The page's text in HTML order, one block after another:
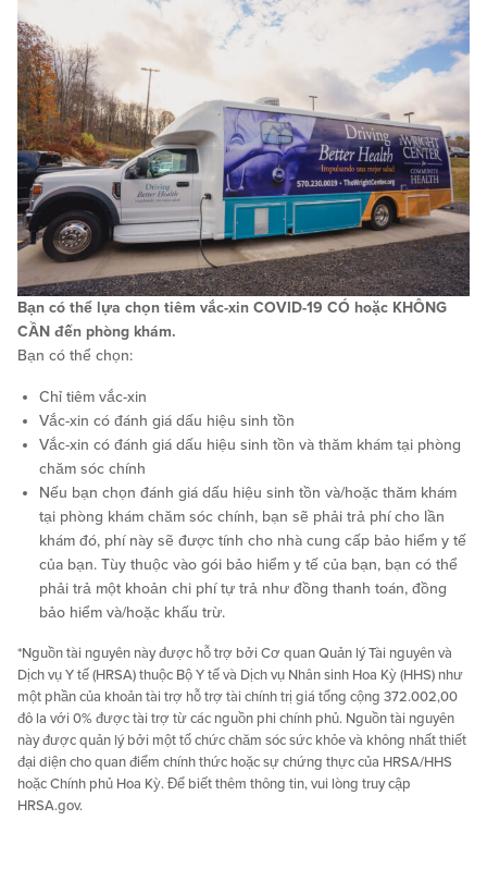
Bạn có thể lựa chọn tiêm vắc-xin COVID-19 CÓ hoặc KHÔNG
CẦN đến phòng khám.
Bạn có thể chọn:
Chỉ tiêm vắc-xin
Vắc-xin có đánh giá dấu hiệu sinh tồn
Vắc-xin có đánh giá dấu hiệu sinh tồn và thăm khám tại phòng
chăm sóc chính
Nếu bạn chọn đánh giá dấu hiệu sinh tồn và/hoặc thăm khám
tại phòng khám chăm sóc chính, bạn sẽ phải trả phí cho lần
khám đó, phí này sẽ được tính cho nhà cung cấp bảo hiểm y tế
của bạn. Tùy thuộc vào gói bảo hiểm y tế của bạn, bạn có thể
phải trả một khoản chi phí tự trả như đồng thanh toán, đồng
bảo hiểm và/hoặc khấu trừ.
*Nguồn tài nguyên này được hỗ trợ bởi Cơ quan Quản lý Tài nguyên và
Dịch vụ Y tế (HRSA) thuộc Bộ Y tế và Dịch vụ Nhân sinh Hoa Kỳ (HHS) như
một phần của khoản tài trợ hỗ trợ tài chính trị giá tổng cộng 372.002,00
đô la với 0% được tài trợ từ các nguồn phi chính phủ. Nguồn tài nguyên
này được quản lý bởi một tổ chức chăm sóc sức khỏe và không nhất thiết
đại diện cho quan điểm chính thức hoặc sự chứng thực của HRSA/HHS
hoặc Chính phủ Hoa Kỳ. Để biết thêm thông tin, vui lòng truy cập
HRSA.gov.